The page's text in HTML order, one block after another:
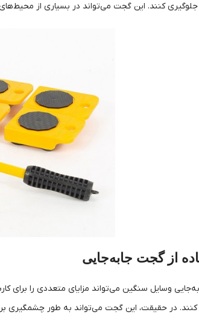
کنند. این گجت می‌تواند در بسیاری از
از گجت جابه‌جایی
وسایل سنگین می‌تواند مزایای متعددی را برای
کنند. در حقیقت، این گجت می‌تواند به طور چشمگیری